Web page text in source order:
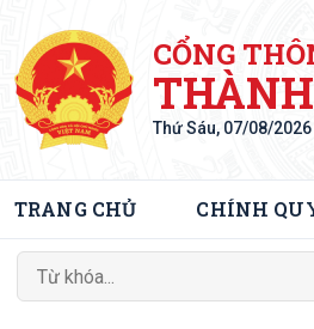
CỔNG
Thứ Sáu, 07/08/
TRANG CHỦ CHÍNH